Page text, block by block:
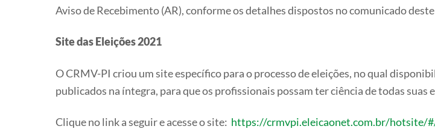
Aviso de Recebimento (AR), conforme os detalhes dispostos no comunicado
Site das Eleições 2021
O CRMV-PI criou um site específico para o processo de eleições, no qual
publicados na íntegra, para que os profissionais possam ter ciência de todas suas
Clique no link a seguir e acesse o site: https://crmvpi.eleicaonet.com.br/hotsite/